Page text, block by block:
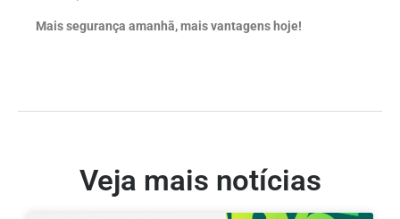
Mais segurança amanhã, mais vantagens hoje!
Veja mais notícias